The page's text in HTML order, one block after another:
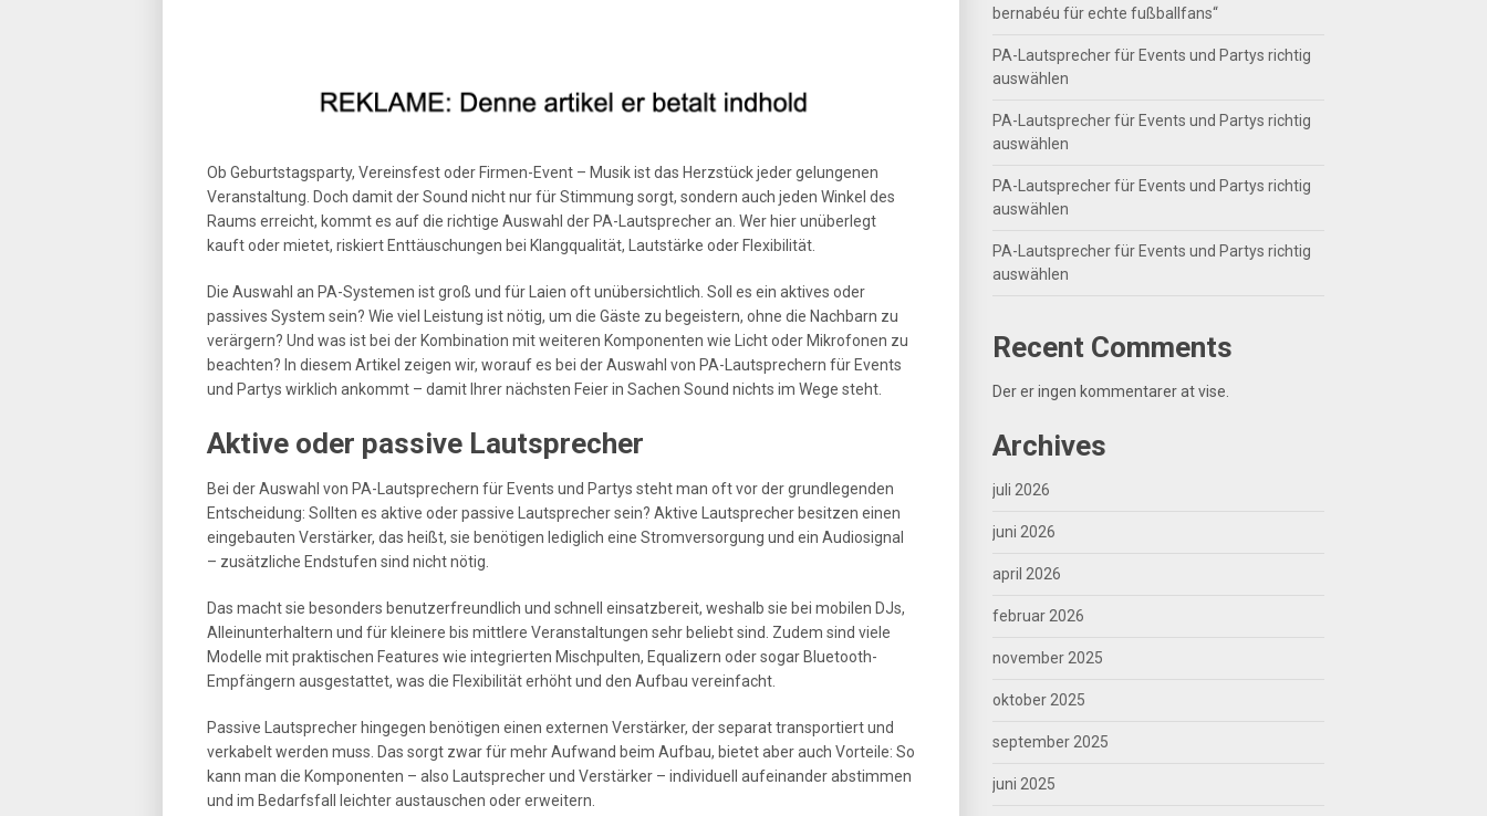
Ob Geburtstagsparty, Vereinsfest oder Firmen-Event – Musik ist das Herzstück jeder gelungenen
Veranstaltung. Doch damit der Sound nicht nur für Stimmung sorgt, sondern auch jeden Winkel des
Raums erreicht, kommt es auf die richtige Auswahl der PA-Lautsprecher an. Wer hier unüberlegt
kauft oder mietet, riskiert Enttäuschungen bei Klangqualität, Lautstärke oder Flexibilität.
Die Auswahl an PA-Systemen ist groß und für Laien oft unübersichtlich. Soll es ein aktives oder
passives System sein? Wie viel Leistung ist nötig, um die Gäste zu begeistern, ohne die Nachbarn zu
verärgern? Und was ist bei der Kombination mit weiteren Komponenten wie Licht oder Mikrofonen zu
beachten? In diesem Artikel zeigen wir, worauf es bei der Auswahl von PA-Lautsprechern für Events
und Partys wirklich ankommt – damit Ihrer nächsten Feier in Sachen Sound nichts im Wege steht.
Aktive oder passive Lautsprecher
Bei der Auswahl von PA-Lautsprechern für Events und Partys steht man oft vor der grundlegenden
Entscheidung: Sollten es aktive oder passive Lautsprecher sein? Aktive Lautsprecher besitzen einen
eingebauten Verstärker, das heißt, sie benötigen lediglich eine Stromversorgung und ein Audiosignal
– zusätzliche Endstufen sind nicht nötig.
Das macht sie besonders benutzerfreundlich und schnell einsatzbereit, weshalb sie bei mobilen DJs,
Alleinunterhaltern und für kleinere bis mittlere Veranstaltungen sehr beliebt sind. Zudem sind viele
Modelle mit praktischen Features wie integrierten Mischpulten, Equalizern oder sogar Bluetooth-
Empfängern ausgestattet, was die Flexibilität erhöht und den Aufbau vereinfacht.
Passive Lautsprecher hingegen benötigen einen externen Verstärker, der separat transportiert und
verkabelt werden muss. Das sorgt zwar für mehr Aufwand beim Aufbau, bietet aber auch Vorteile: So
kann man die Komponenten – also Lautsprecher und Verstärker – individuell aufeinander abstimmen
und im Bedarfsfall leichter austauschen oder erweitern.
bernabéu für echte fußballfans“
PA-Lautsprecher für Events und Partys richtig
auswählen
PA-Lautsprecher für Events und Partys richtig
auswählen
PA-Lautsprecher für Events und Partys richtig
auswählen
PA-Lautsprecher für Events und Partys richtig
auswählen
Recent Comments
Der er ingen kommentarer at vise.
Archives
juli 2026
juni 2026
april 2026
februar 2026
november 2025
oktober 2025
september 2025
juni 2025